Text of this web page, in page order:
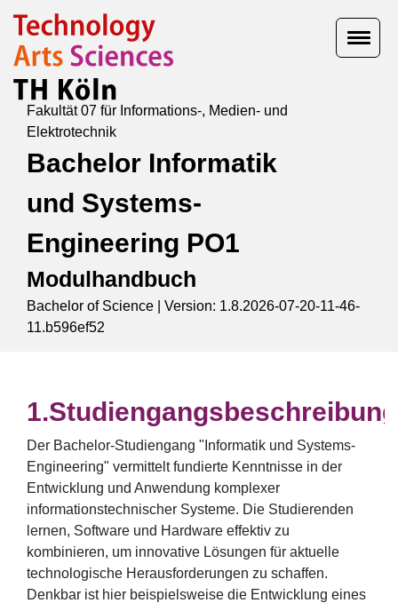
Fakultät 07 für Informations-, Medien- und
Elektrotechnik
Bachelor Informatik
und Systems-
Engineering PO1
Modulhandbuch
Bachelor of Science | Version: 1.8.2026-07-20-11-46-
11.b596ef52
Studiengangsbeschreibung
Der Bachelor-Studiengang "Informatik und Systems-
Engineering" vermittelt fundierte Kenntnisse in der
Entwicklung und Anwendung komplexer
informationstechnischer Systeme. Die Studierenden
lernen, Software und Hardware effektiv zu
kombinieren, um innovative Lösungen für aktuelle
technologische Herausforderungen zu schaffen.
Denkbar ist hier beispielsweise die Entwicklung eines